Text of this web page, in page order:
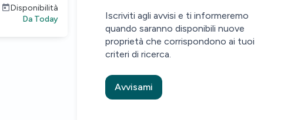
Disponibilità
Da Today
Iscriviti agli avvisi e ti informeremo
quando saranno disponibili nuove
proprietà che corrispondono ai tuoi
criteri di ricerca.
Avvisami